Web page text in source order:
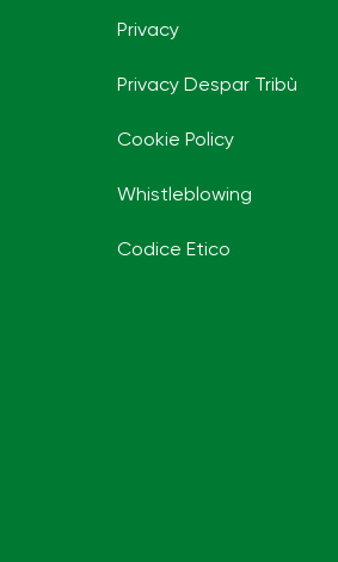
Privacy
Privacy Despar Tribù
Cookie Policy
Whistleblowing
Codice Etico